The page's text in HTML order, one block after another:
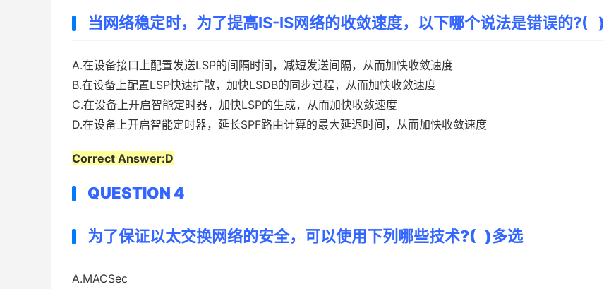
当网络稳定时，为了提高IS-IS网络的收敛速度，以下哪个说法是错误的?( )
A.在设备接口上配置发送LSP的间隔时间，减短发送间隔，从而加快收敛速度
B.在设备上配置LSP快速扩散，加快LSDB的同步过程，从而加快收敛速度
C.在设备上开启智能定时器，加快LSP的生成，从而加快收敛速度
D.在设备上开启智能定时器，延长SPF路由计算的最大延迟时间，从而加快收敛速度
Correct Answer:D
QUESTION 4
为了保证以太交换网络的安全，可以使用下列哪些技术?( )多选
A.MACSec